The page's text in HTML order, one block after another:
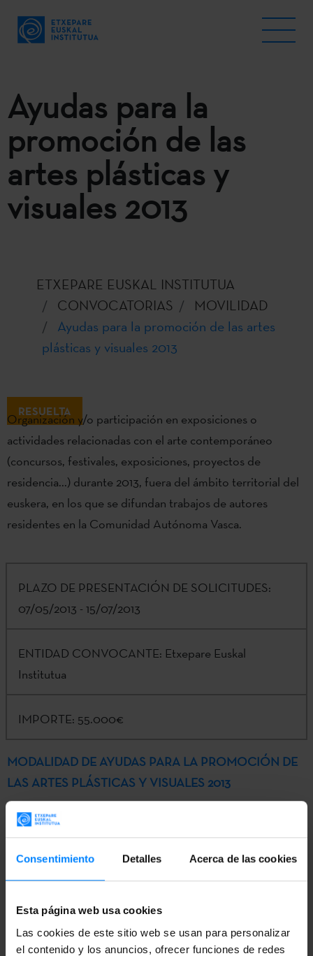
Consentimiento Detalles Acerca de las cookies
Esta página web usa cookies
Las cookies de este sitio web se usan para personalizar
el contenido y los anuncios, ofrecer funciones de redes
Ayudas para la
promoción de las
artes plásticas y
visuales 2013
ETXEPARE EUSKAL INSTITUTUA
CONVOCATORIAS
MOVILIDAD
Ayudas para la promoción de las artes
plásticas y visuales 2013
RESUELTA
Organización y/o participación en exposiciones o
actividades relacionadas con el arte contemporáneo
(concursos, festivales, exposiciones, proyectos de
residencia...) durante 2013, fuera del ámbito territorial del
euskera, en los que se difundan trabajos de autores
residentes en la Comunidad Autónoma Vasca.
PLAZO DE PRESENTACIÓN DE SOLICITUDES:
07/05/2013 - 15/07/2013
ENTIDAD CONVOCANTE: Etxepare Euskal
Institutua
IMPORTE: 55.000€
MODALIDAD DE AYUDAS PARA LA PROMOCIÓN DE
LAS ARTES PLÁSTICAS Y VISUALES 2013
ANEXOS EN FORMATO WORD